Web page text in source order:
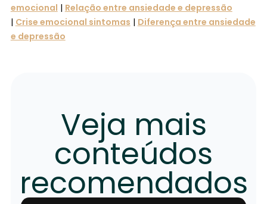
emocional | Relação entre ansiedade e depressão
| Crise emocional sintomas | Diferença entre ansiedade
e depressão
Veja mais
conteúdos
recomendados